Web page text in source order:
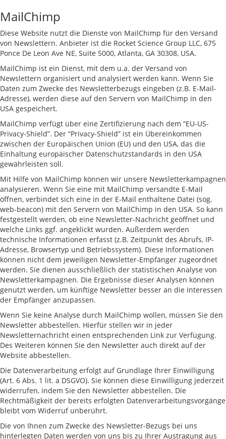
MailChimp
Diese Website nutzt die Dienste von MailChimp für den Versand
von Newslettern. Anbieter ist die Rocket Science Group LLC, 675
Ponce De Leon Ave NE, Suite 5000, Atlanta, GA 30308, USA.
MailChimp ist ein Dienst, mit dem u.a. der Versand von
Newslettern organisiert und analysiert werden kann. Wenn Sie
Daten zum Zwecke des Newsletterbezugs eingeben (z.B. E-Mail-
Adresse), werden diese auf den Servern von MailChimp in den
USA gespeichert.
MailChimp verfügt über eine Zertifizierung nach dem “EU-US-
Privacy-Shield”. Der “Privacy-Shield” ist ein Übereinkommen
zwischen der Europäischen Union (EU) und den USA, das die
Einhaltung europäischer Datenschutzstandards in den USA
gewährleisten soll.
Mit Hilfe von MailChimp können wir unsere Newsletterkampagnen
analysieren. Wenn Sie eine mit MailChimp versandte E-Mail
öffnen, verbindet sich eine in der E-Mail enthaltene Datei (sog.
web-beacon) mit den Servern von MailChimp in den USA. So kann
festgestellt werden, ob eine Newsletter-Nachricht geöffnet und
welche Links ggf. angeklickt wurden. Außerdem werden
technische Informationen erfasst (z.B. Zeitpunkt des Abrufs, IP-
Adresse, Browsertyp und Betriebssystem). Diese Informationen
können nicht dem jeweiligen Newsletter-Empfänger zugeordnet
werden. Sie dienen ausschließlich der statistischen Analyse von
Newsletterkampagnen. Die Ergebnisse dieser Analysen können
genutzt werden, um künftige Newsletter besser an die Interessen
der Empfänger anzupassen.
Wenn Sie keine Analyse durch MailChimp wollen, müssen Sie den
Newsletter abbestellen. Hierfür stellen wir in jeder
Newsletternachricht einen entsprechenden Link zur Verfügung.
Des Weiteren können Sie den Newsletter auch direkt auf der
Website abbestellen.
Die Datenverarbeitung erfolgt auf Grundlage Ihrer Einwilligung
(Art. 6 Abs. 1 lit. a DSGVO). Sie können diese Einwilligung jederzeit
widerrufen, indem Sie den Newsletter abbestellen. Die
Rechtmäßigkeit der bereits erfolgten Datenverarbeitungsvorgänge
bleibt vom Widerruf unberührt.
Die von Ihnen zum Zwecke des Newsletter-Bezugs bei uns
hinterlegten Daten werden von uns bis zu Ihrer Austragung aus